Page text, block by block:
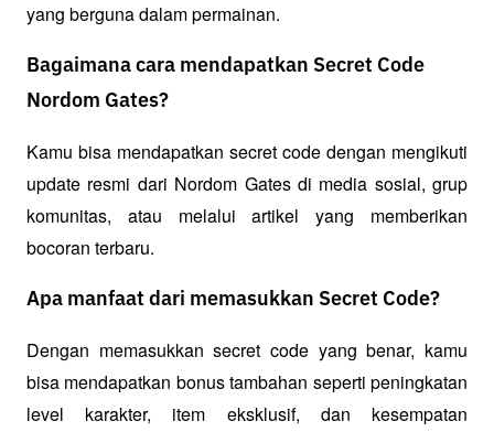
yang berguna dalam permainan.
Bagaimana cara mendapatkan Secret Code
Nordom Gates?
Kamu bisa mendapatkan secret code dengan mengikuti
update resmi dari Nordom Gates di media sosial, grup
komunitas, atau melalui artikel yang memberikan
bocoran terbaru.
Apa manfaat dari memasukkan Secret Code?
Dengan memasukkan secret code yang benar, kamu
bisa mendapatkan bonus tambahan seperti peningkatan
level karakter, item eksklusif, dan kesempatan